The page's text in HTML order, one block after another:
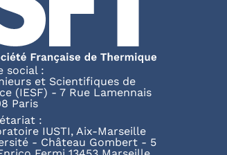
social :
et Scientifiques de
(IESF) - 7 Rue Lamennais
Paris
:
IUSTI, Aix-Marseille
- Château Gombert - 5